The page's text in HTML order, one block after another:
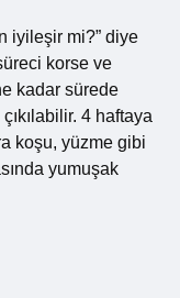
iyileşir mi?” diye
korse ve
kadar sürede
4 haftaya
koşu, yüzme gibi
yumuşak